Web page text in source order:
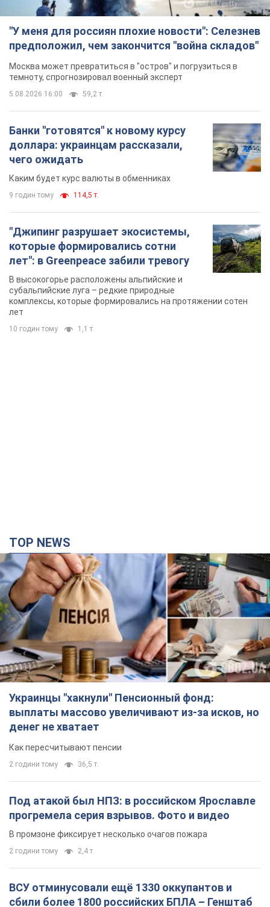
"У меня для россиян плохие новости": Селезнев
предположил, чем закончится "война складов"
Москва может превратиться в "остров" и погрузиться в
темноту, спрогнозировал военный эксперт
5.08.2026 16:00 59,2 т.
Банки "готовятся" к новому курсу
доллара: украинцам рассказали,
чего ожидать
Каким будет курс валюты в обменниках
9 годин тому 114,5 т.
"Джипинг разрушает экосистемы,
которые формировались сотни
лет": в Greenpeace забили тревогу
В высокогорье расположены альпийские и
субальпийские луга – редкие природные
комплексы, которые формировались на протяжении сотен
лет
10 годин тому 1,1 т.
TOP NEWS
Украинцы "хакнули" Пенсионный фонд:
выплаты массово увеличивают из-за исков, но
денег не хватает
Как пересчитывают пенсии
2 години тому 36,5 т.
Под атакой был НПЗ: в российском Ярославле
прогремела серия взрывов. Фото и видео
В промзоне фиксирует несколько очагов пожара
2 години тому 2,4 т.
ВСУ отминусовали ещё 1330 оккупантов и
сбили более 1800 российских БПЛА – Генштаб